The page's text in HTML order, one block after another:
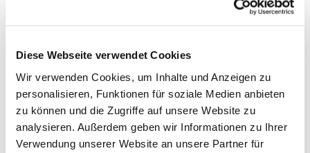
Diese Webseite verwendet Cookies
Wir verwenden Cookies, um Inhalte und Anzeigen zu
personalisieren, Funktionen für soziale Medien anbieten
zu können und die Zugriffe auf unsere Website zu
analysieren. Außerdem geben wir Informationen zu Ihrer
Verwendung unserer Website an unsere Partner für
Für Jungen und Mädchen im Alter zwischen 6 bis